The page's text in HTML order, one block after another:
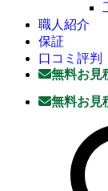
職人紹介
保証
口コミ評判
無料お見
無料お見